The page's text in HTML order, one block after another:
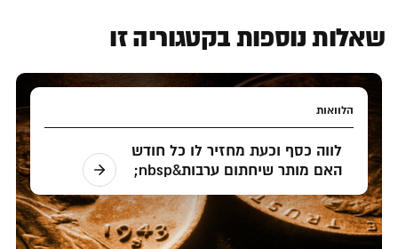
שאלות נוספות בקטגוריה זו
הלוואות
לווה כסף וכעת מחזיר לו כל חודש
האם מותר שיחתום ערבות&nbsp;